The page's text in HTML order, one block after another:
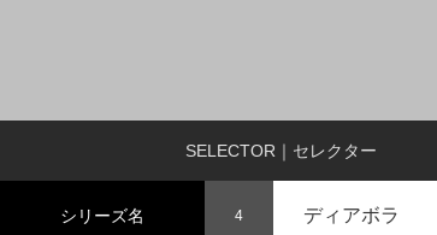
SELECTOR｜セレクター
シリーズ名 4 ディアボラ